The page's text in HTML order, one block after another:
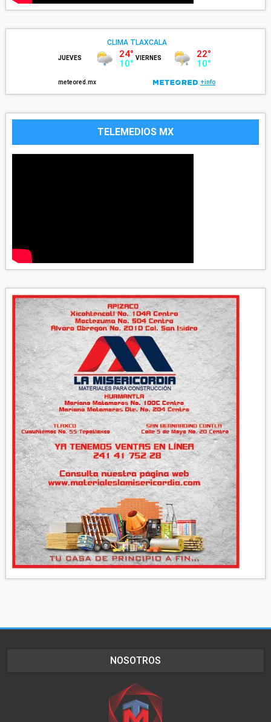
TELEMEDIOS MX
NOSOTROS